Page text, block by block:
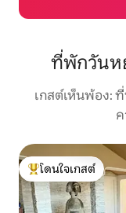
ที่พักวันห
เกสต์เห็นพ้อง:
โดนใจเกสต์ที่สุด
โดนใจเกสต์